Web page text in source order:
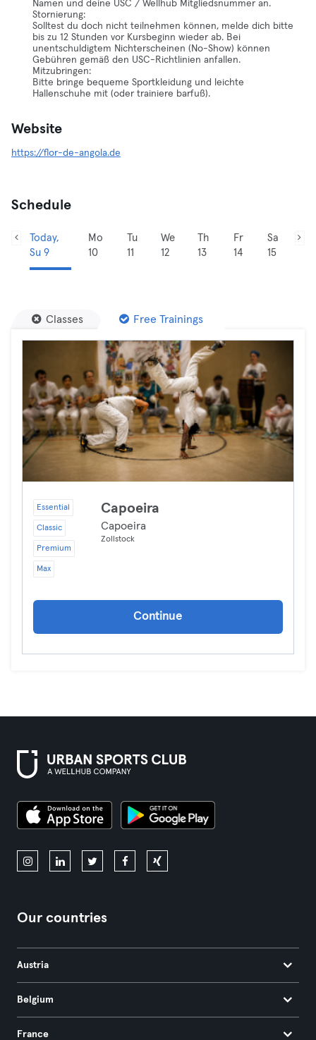
Namen und deine USC / Wellhub Mitgliedsnummer an.
Stornierung:
Solltest du doch nicht teilnehmen können, melde dich bitte
bis zu 12 Stunden vor Kursbeginn wieder ab. Bei
unentschuldigtem Nichterscheinen (No-Show) können
Gebühren gemäß den USC-Richtlinien anfallen.
Mitzubringen:
Bitte bringe bequeme Sportkleidung und leichte
Hallenschuhe mit (oder trainiere barfuß).
Website
https://flor-de-angola.de
Schedule
Today,
Su 9
Mo
10
Tu
11
We
12
Th
13
Fr
14
Sa
15
Classes Free Trainings
Essential
Classic
Premium
Max
Capoeira
Capoeira
Zollstock
Continue
Our countries
Austria
Belgium
France